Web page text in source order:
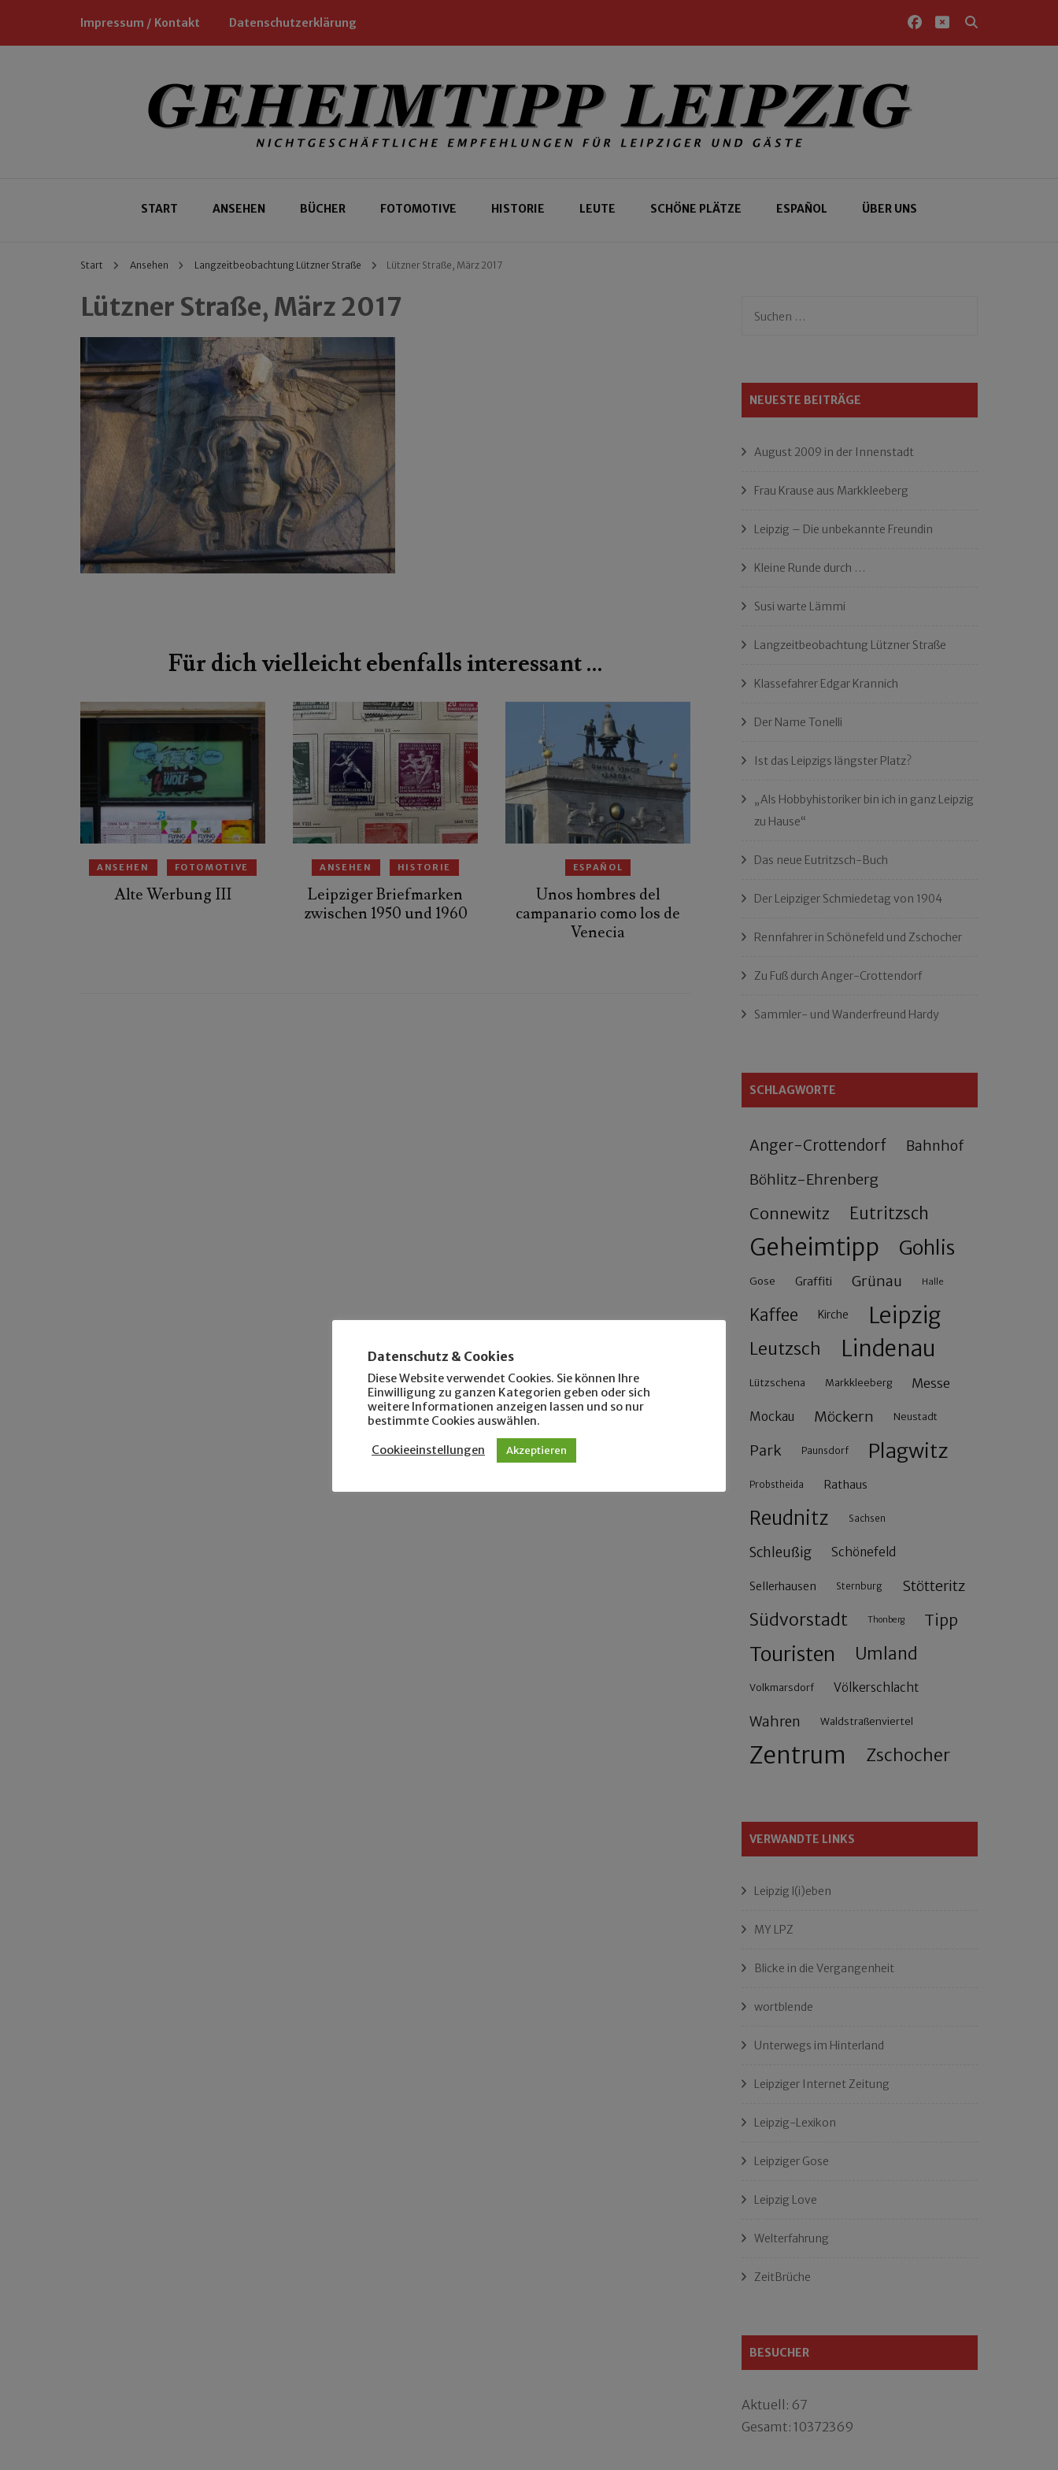
Impressum / Kontakt Datenschutzerklärung
Geheimtipp Leipzig
START ANSEHEN BÜCHER FOTOMOTIVE HISTORIE LEUTE SCHÖNE PLÄTZE ESPAÑOL ÜBER UNS
Start Ansehen Langzeitbeobachtung Lützner Straße Lützner Straße, März 2017
Lützner Straße, März 2017
Für dich vielleicht ebenfalls interessant …
ANSEHEN FOTOMOTIVE
Alte Werbung III
ANSEHEN HISTORIE
Leipziger Briefmarken
zwischen 1950 und 1960
ESPAÑOL
Unos hombres del
campanario como los de
Venecia
Suchen
NEUESTE BEITRÄGE
August 2009 in der Innenstadt
Frau Krause aus Markkleeberg
Leipzig – Die unbekannte Freundin
Kleine Runde durch …
Susi warte Lämmi
Langzeitbeobachtung Lützner Straße
Klassefahrer Edgar Krannich
Der Name Tonelli
Ist das Leipzigs längster Platz?
„Als Hobbyhistoriker bin ich in ganz Leipzig
zu Hause“
Das neue Eutritzsch-Buch
Der Leipziger Schmiedetag von 1904
Rennfahrer in Schönefeld und Zschocher
Zu Fuß durch Anger-Crottendorf
Sammler- und Wanderfreund Hardy
SCHLAGWORTE
Anger-Crottendorf Bahnhof
Böhlitz-Ehrenberg
Connewitz Eutritzsch
Geheimtipp Gohlis
Gose Graffiti Grünau Halle
Kaffee Kirche Leipzig
Leutzsch Lindenau
Lützschena Markkleeberg Messe
Mockau Möckern Neustadt
Park Paunsdorf Plagwitz
Probstheida Rathaus
Reudnitz Sachsen
Schleußig Schönefeld
Sellerhausen Sternburg Stötteritz
Südvorstadt Thonberg Tipp
Touristen Umland
Volkmarsdorf Völkerschlacht
Wahren Waldstraßenviertel
Zentrum Zschocher
VERWANDTE LINKS
Leipzig l(i)eben
MY LPZ
Blicke in die Vergangenheit
wortblende
Unterwegs im Hinterland
Leipziger Internet Zeitung
Leipzig-Lexikon
Leipziger Gose
Leipzig Love
Welterfahrung
ZeitBrüche
BESUCHER
Aktuell: 67
Gesamt: 10372369
Datenschutz & Cookies
Diese Website verwendet Cookies. Sie können Ihre
Einwilligung zu ganzen Kategorien geben oder sich
weitere Informationen anzeigen lassen und so nur
bestimmte Cookies auswählen.
Cookieeinstellungen Akzeptieren